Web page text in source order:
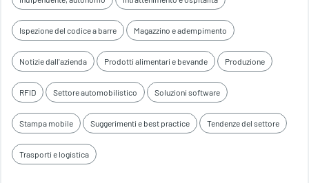
Ispezione del codice a barre Magazzino e adempimento
Notizie dall'azienda Prodotti alimentari e bevande Produzione
RFID Settore automobilistico Soluzioni software
Stampa mobile Suggerimenti e best practice Tendenze del settore
Trasporti e logistica